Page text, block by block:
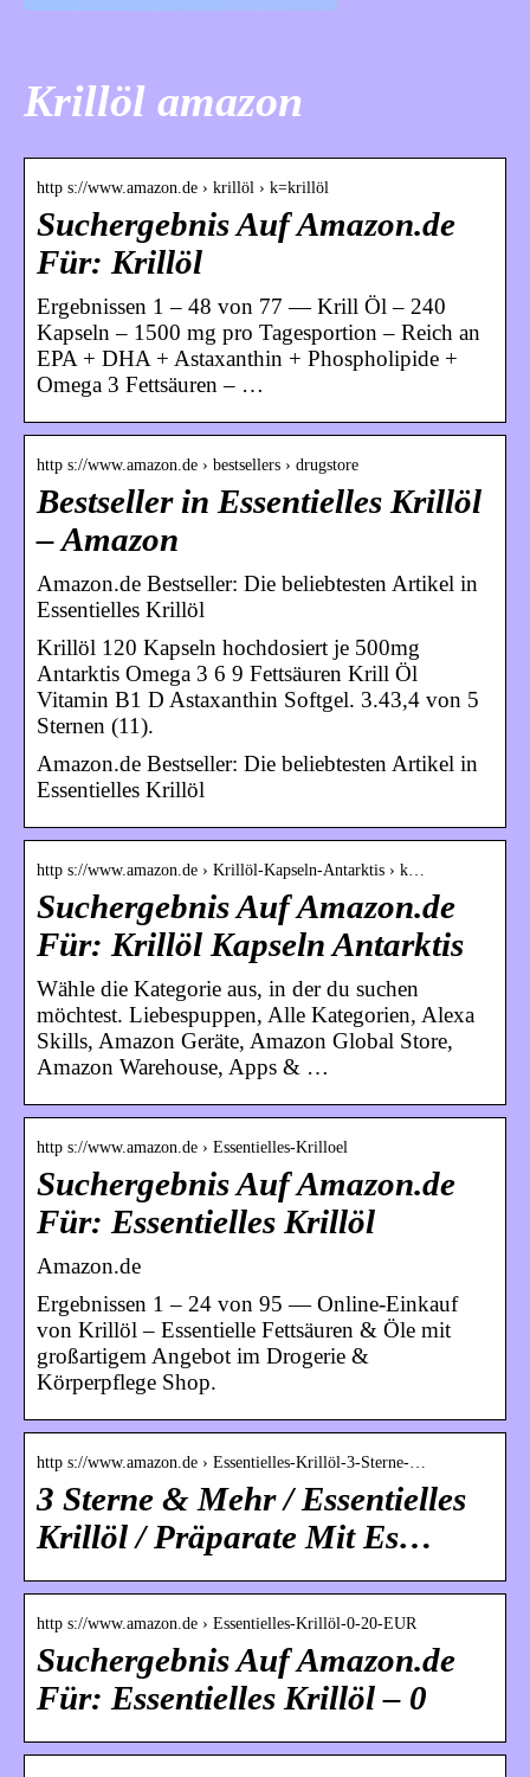
Krillöl amazon
http s://www.amazon.de › krillöl › k=krillöl
Suchergebnis Auf Amazon.de
Für: Krillöl
Ergebnissen 1 – 48 von 77 — Krill Öl – 240
Kapseln – 1500 mg pro Tagesportion – Reich an
EPA + DHA + Astaxanthin + Phospholipide +
Omega 3 Fettsäuren – …
http s://www.amazon.de › bestsellers › drugstore
Bestseller in Essentielles Krillöl
– Amazon
Amazon.de Bestseller: Die beliebtesten Artikel in
Essentielles Krillöl
Krillöl 120 Kapseln hochdosiert je 500mg
Antarktis Omega 3 6 9 Fettsäuren Krill Öl
Vitamin B1 D Astaxanthin Softgel. 3.43,4 von 5
Sternen (11).
Amazon.de Bestseller: Die beliebtesten Artikel in
Essentielles Krillöl
http s://www.amazon.de › Krillöl-Kapseln-Antarktis › k…
Suchergebnis Auf Amazon.de
Für: Krillöl Kapseln Antarktis
Wähle die Kategorie aus, in der du suchen
möchtest. Liebespuppen, Alle Kategorien, Alexa
Skills, Amazon Geräte, Amazon Global Store,
Amazon Warehouse, Apps & …
http s://www.amazon.de › Essentielles-Krilloel
Suchergebnis Auf Amazon.de
Für: Essentielles Krillöl
Amazon.de
Ergebnissen 1 – 24 von 95 — Online-Einkauf
von Krillöl – Essentielle Fettsäuren & Öle mit
großartigem Angebot im Drogerie &
Körperpflege Shop.
http s://www.amazon.de › Essentielles-Krillöl-3-Sterne-…
3 Sterne & Mehr / Essentielles
Krillöl / Präparate Mit Es…
http s://www.amazon.de › Essentielles-Krillöl-0-20-EUR
Suchergebnis Auf Amazon.de
Für: Essentielles Krillöl – 0